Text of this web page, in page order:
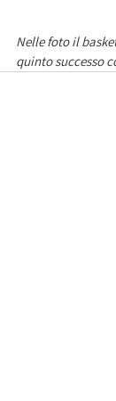
Nelle foto il
quinto successo